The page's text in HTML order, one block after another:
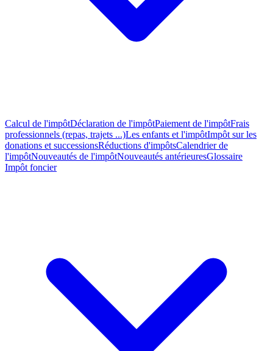
Calcul de l'impôtDéclaration de l'impôtPaiement de l'impôtFrais
professionnels (repas, trajets ...)Les enfants et l'impôtImpôt sur les
donations et successionsRéductions d'impôtsCalendrier de
l'impôtNouveautés de l'impôtNouveautés antérieuresGlossaire
Impôt foncier